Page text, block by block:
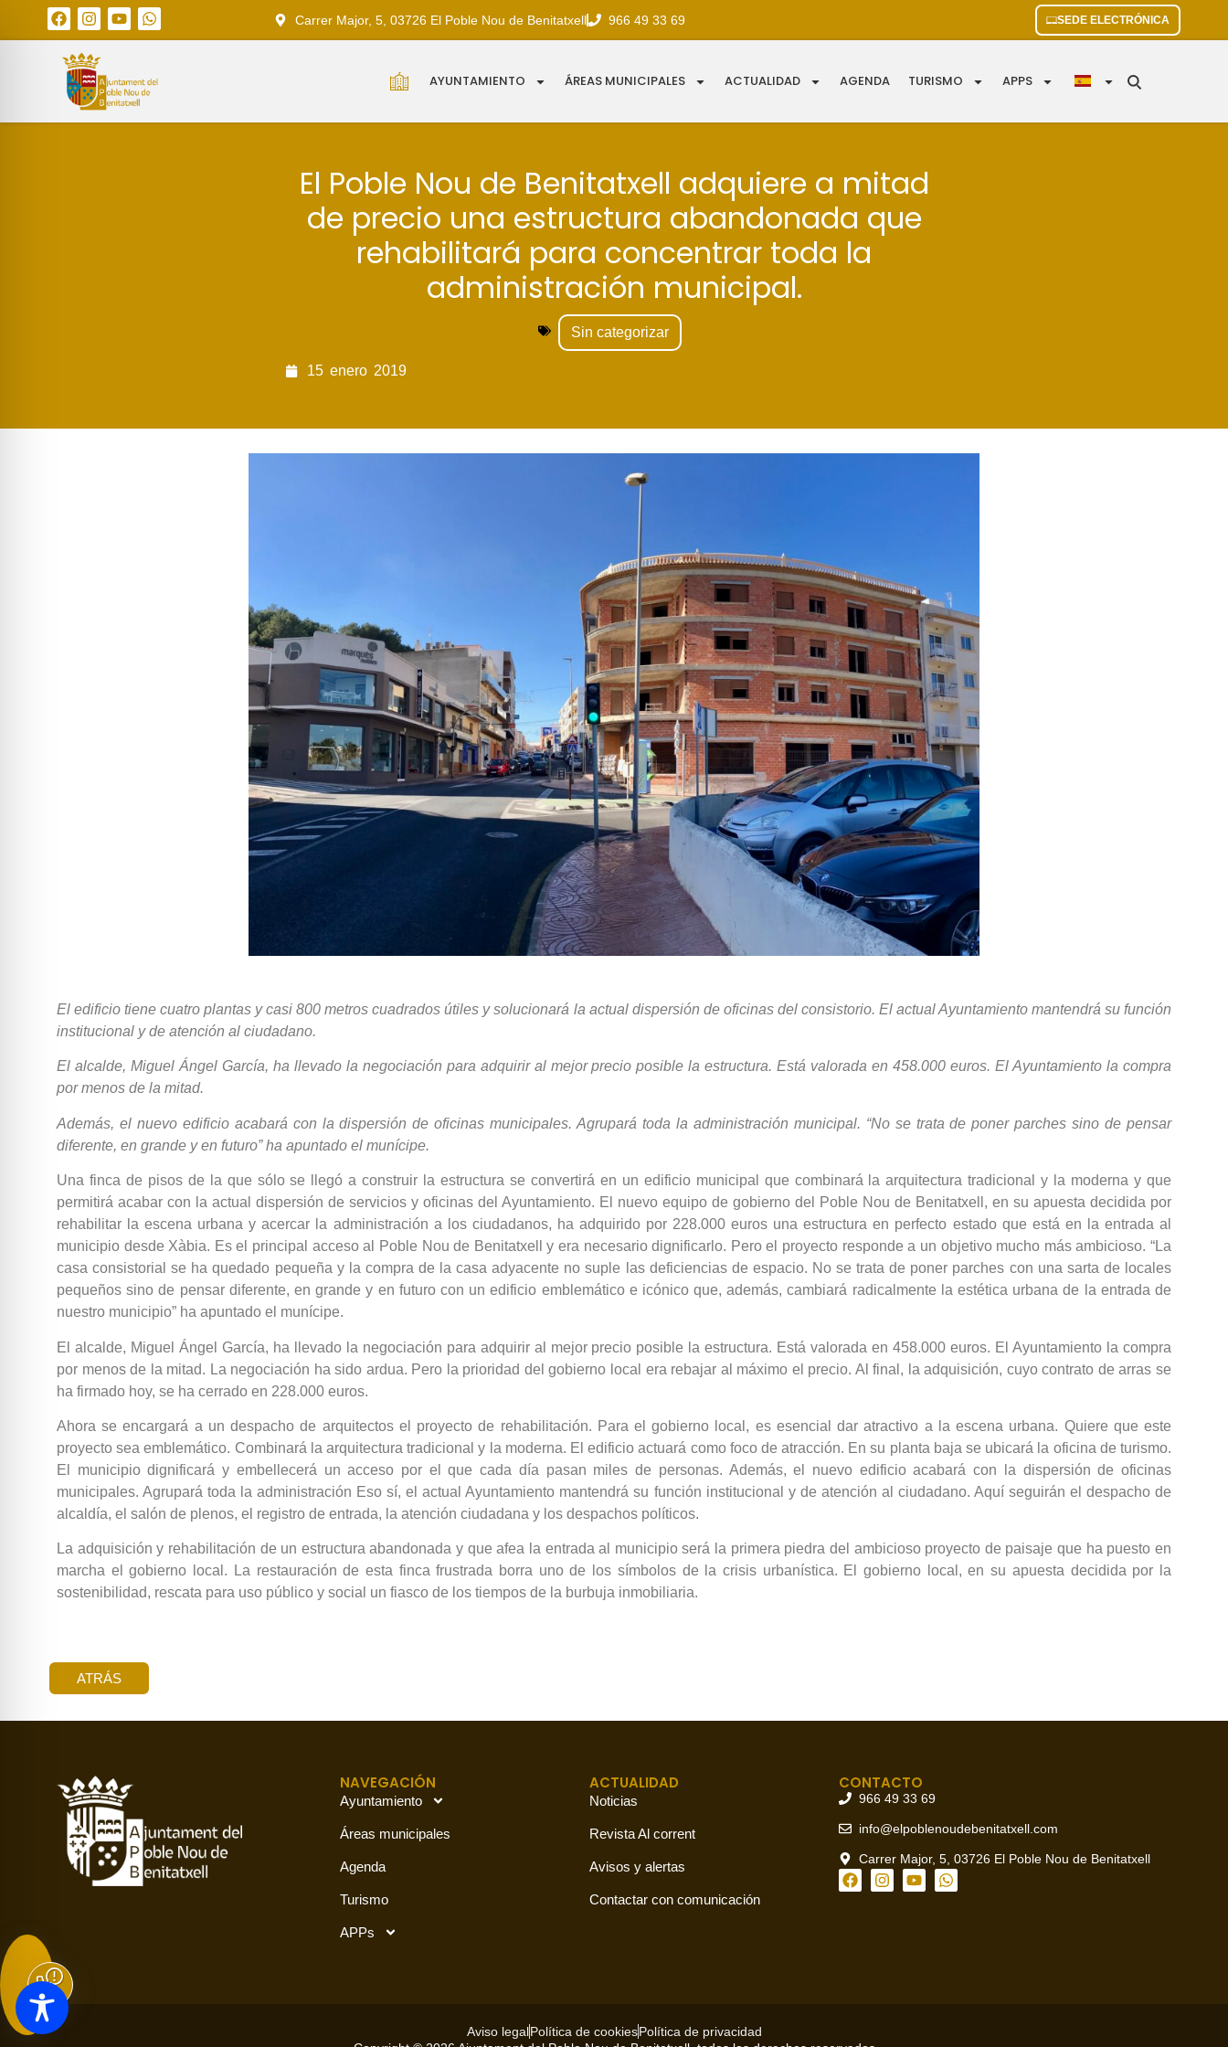
Carrer Major, 5, 03726 El Poble Nou de Benitatxell 966 49 33 69 SEDE ELECTRÓNICA
AYUNTAMIENTO ÁREAS MUNICIPALES ACTUALIDAD AGENDA TURISMO APPS
El Poble Nou de Benitatxell adquiere a mitad
de precio una estructura abandonada que
rehabilitará para concentrar toda la
administración municipal.
Sin categorizar
15 enero 2019
El edificio tiene cuatro plantas y casi 800 metros cuadrados útiles y solucionará la actual dispersión de oficinas del consistorio. El actual Ayuntamiento mantendrá su función
institucional y de atención al ciudadano.
El alcalde, Miguel Ángel García, ha llevado la negociación para adquirir al mejor precio posible la estructura. Está valorada en 458.000 euros. El Ayuntamiento la compra
por menos de la mitad.
Además, el nuevo edificio acabará con la dispersión de oficinas municipales. Agrupará toda la administración municipal. “No se trata de poner parches sino de pensar
diferente, en grande y en futuro” ha apuntado el munícipe.
Una finca de pisos de la que sólo se llegó a construir la estructura se convertirá en un edificio municipal que combinará la arquitectura tradicional y la moderna y que
permitirá acabar con la actual dispersión de servicios y oficinas del Ayuntamiento. El nuevo equipo de gobierno del Poble Nou de Benitatxell, en su apuesta decidida por
rehabilitar la escena urbana y acercar la administración a los ciudadanos, ha adquirido por 228.000 euros una estructura en perfecto estado que está en la entrada al
municipio desde Xàbia. Es el principal acceso al Poble Nou de Benitatxell y era necesario dignificarlo. Pero el proyecto responde a un objetivo mucho más ambicioso. “La
casa consistorial se ha quedado pequeña y la compra de la casa adyacente no suple las deficiencias de espacio. No se trata de poner parches con una sarta de locales
pequeños sino de pensar diferente, en grande y en futuro con un edificio emblemático e icónico que, además, cambiará radicalmente la estética urbana de la entrada de
nuestro municipio” ha apuntado el munícipe.
El alcalde, Miguel Ángel García, ha llevado la negociación para adquirir al mejor precio posible la estructura. Está valorada en 458.000 euros. El Ayuntamiento la compra
por menos de la mitad. La negociación ha sido ardua. Pero la prioridad del gobierno local era rebajar al máximo el precio. Al final, la adquisición, cuyo contrato de arras se
ha firmado hoy, se ha cerrado en 228.000 euros.
Ahora se encargará a un despacho de arquitectos el proyecto de rehabilitación. Para el gobierno local, es esencial dar atractivo a la escena urbana. Quiere que este
proyecto sea emblemático. Combinará la arquitectura tradicional y la moderna. El edificio actuará como foco de atracción. En su planta baja se ubicará la oficina de turismo.
El municipio dignificará y embellecerá un acceso por el que cada día pasan miles de personas. Además, el nuevo edificio acabará con la dispersión de oficinas
municipales. Agrupará toda la administración Eso sí, el actual Ayuntamiento mantendrá su función institucional y de atención al ciudadano. Aquí seguirán el despacho de
alcaldía, el salón de plenos, el registro de entrada, la atención ciudadana y los despachos políticos.
La adquisición y rehabilitación de un estructura abandonada y que afea la entrada al municipio será la primera piedra del ambicioso proyecto de paisaje que ha puesto en
marcha el gobierno local. La restauración de esta finca frustrada borra uno de los símbolos de la crisis urbanística. El gobierno local, en su apuesta decidida por la
sostenibilidad, rescata para uso público y social un fiasco de los tiempos de la burbuja inmobiliaria.
ATRÁS
NAVEGACIÓN
Ayuntamiento
Áreas municipales
Agenda
Turismo
APPs
ACTUALIDAD
Noticias
Revista Al corrent
Avisos y alertas
Contactar con comunicación
CONTACTO
966 49 33 69
info@elpoblenoudebenitatxell.com
Carrer Major, 5, 03726 El Poble Nou de Benitatxell
Aviso legalPolítica de cookiesPolítica de privacidad